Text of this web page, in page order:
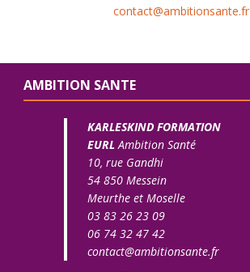
contact@ambitionsante.fr
AMBITION SANTE
KARLESKIND FORMATION
EURLAmbition Santé
10, rue Gandhi
54 850 Messein
Meurthe et Moselle
03 83 26 23 09
06 74 32 47 42
contact@ambitionsante.fr